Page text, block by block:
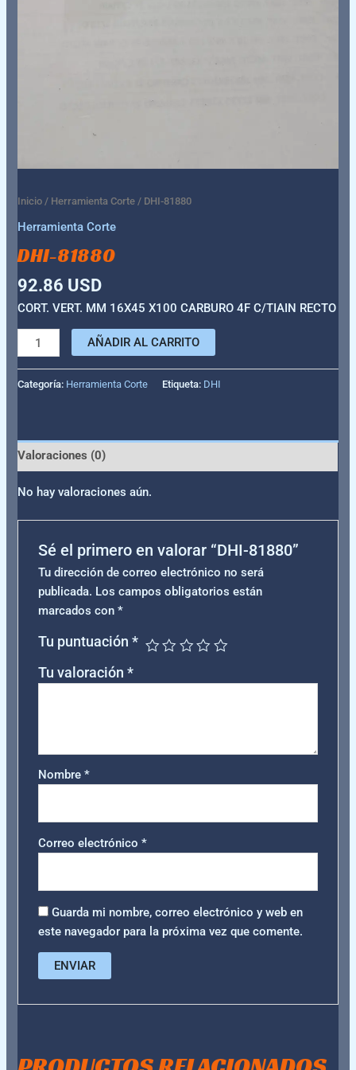
Inicio / Herramienta Corte / DHI-81880
Herramienta Corte
DHI-81880
92.86 USD
CORT. VERT. MM 16X45 X100 CARBURO 4F C/TIAIN RECTO
AÑADIR AL CARRITO
Categoría: Herramienta Corte Etiqueta: DHI
Valoraciones (0)
No hay valoraciones aún.
Sé el primero en valorar “DHI-81880”
Tu dirección de correo electrónico no será
publicada. Los campos obligatorios están
marcados con *
Tu puntuación *
Tu valoración *
Nombre *
Correo electrónico *
Guarda mi nombre, correo electrónico y web en
este navegador para la próxima vez que comente.